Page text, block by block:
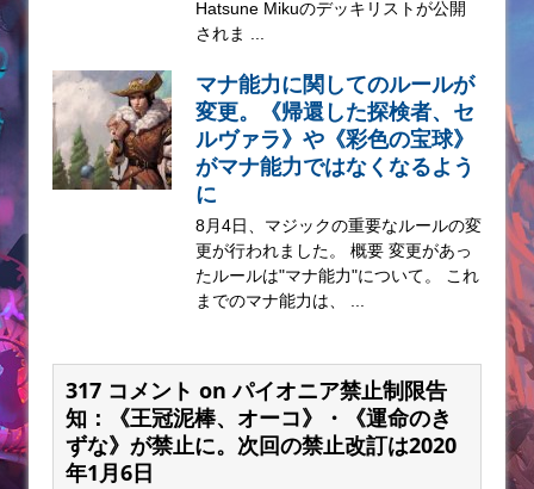
Hatsune Mikuのデッキリストが公開
されま ...
マナ能力に関してのルールが
変更。《帰還した探検者、セ
ルヴァラ》や《彩色の宝球》
がマナ能力ではなくなるよう
に
8月4日、マジックの重要なルールの変
更が行われました。 概要 変更があっ
たルールは"マナ能力"について。 これ
までのマナ能力は、 ...
317 コメント on パイオニア禁止制限告
知：《王冠泥棒、オーコ》・《運命のき
ずな》が禁止に。次回の禁止改訂は2020
年1月6日